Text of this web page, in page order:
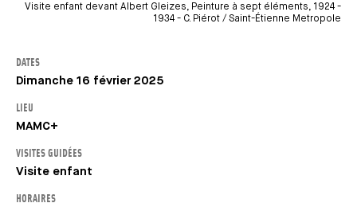
Visite enfant devant Albert Gleizes, Peinture à sept éléments, 1924 -
1934 - C. Piérot / Saint-Étienne Metropole
DATES
Dimanche 16 février 2025
LIEU
MAMC+
VISITES GUIDÉES
Visite enfant
HORAIRES